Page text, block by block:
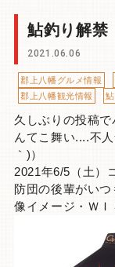
鮎釣り解禁
2021.06.06
郡上八幡グルメ情報
郡上八幡観光情報
久しぶりの投稿
んてこ舞い....不
｀)）
2021年6/5（土）
防団の後輩がい
像イメージ・Ｗ